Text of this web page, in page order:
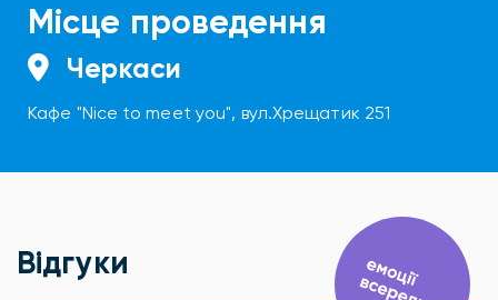
Місце проведення
Черкаси
Кафе "Nice to meet you", вул.Хрещатик 251
Відгуки